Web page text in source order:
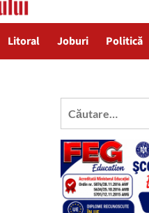
Litoral Joburi Politică
Caută